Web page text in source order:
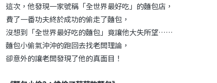
這次，他發現一家號稱「全世界最好吃」的麵包店，
費了一番功夫終於成功的偷走了麵包，
沒想到「全世界最好吃的麵包」竟讓他大失所望……
麵包小偷氣沖沖的跑回去找老闆理論，
卻意外的讓老闆發現了他的真面目！